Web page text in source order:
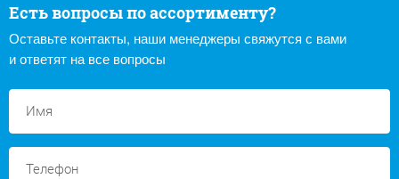
Есть вопросы по ассортименту?
Оставьте контакты, наши менеджеры свяжутся с вами
и ответят на все вопросы